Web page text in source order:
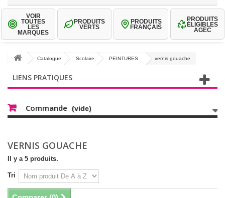
VOIR
TOUTES
LES
MARQUES
PRODUITS
VERTS
PRODUITS
FRANÇAIS
PRODUITS
ÉLIGIBLES
AGEC
Catalogue Scolaire PEINTURES vernis gouache
LIENS PRATIQUES
Commande (vide)
VERNIS GOUACHE
Il y a 5 produits.
Tri